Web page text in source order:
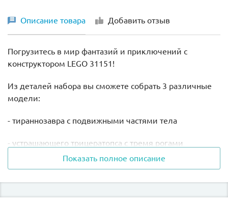
Описание товара Добавить отзыв
Погрузитесь в мир фантазий и приключений с
конструктором LEGO 31151!
Из деталей набора вы сможете собрать 3 различные
модели:
- тираннозавра с подвижными частями тела
- устрашающего трицератопса с тремя рогами
яйцами динозавров.
Показать полное описание